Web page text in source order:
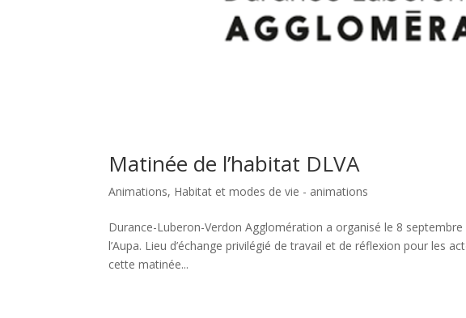
Matinée de l’habitat DLVA
Animations, Habitat et modes de vie - animations
Durance-Luberon-Verdon Agglomération a organisé le 8
l’Aupa. Lieu d’échange privilégié de travail et de réflexion pour les
cette matinée...